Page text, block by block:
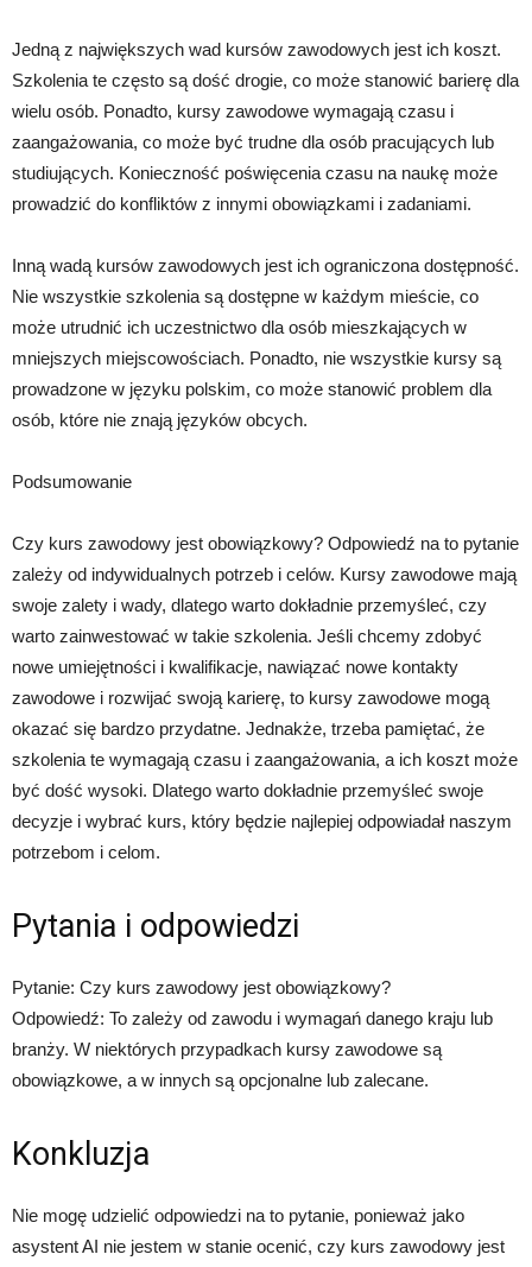
Jedną z największych wad kursów zawodowych jest ich koszt.
Szkolenia te często są dość drogie, co może stanowić barierę dla
wielu osób. Ponadto, kursy zawodowe wymagają czasu i
zaangażowania, co może być trudne dla osób pracujących lub
studiujących. Konieczność poświęcenia czasu na naukę może
prowadzić do konfliktów z innymi obowiązkami i zadaniami.
Inną wadą kursów zawodowych jest ich ograniczona dostępność.
Nie wszystkie szkolenia są dostępne w każdym mieście, co
może utrudnić ich uczestnictwo dla osób mieszkających w
mniejszych miejscowościach. Ponadto, nie wszystkie kursy są
prowadzone w języku polskim, co może stanowić problem dla
osób, które nie znają języków obcych.
Podsumowanie
Czy kurs zawodowy jest obowiązkowy? Odpowiedź na to pytanie
zależy od indywidualnych potrzeb i celów. Kursy zawodowe mają
swoje zalety i wady, dlatego warto dokładnie przemyśleć, czy
warto zainwestować w takie szkolenia. Jeśli chcemy zdobyć
nowe umiejętności i kwalifikacje, nawiązać nowe kontakty
zawodowe i rozwijać swoją karierę, to kursy zawodowe mogą
okazać się bardzo przydatne. Jednakże, trzeba pamiętać, że
szkolenia te wymagają czasu i zaangażowania, a ich koszt może
być dość wysoki. Dlatego warto dokładnie przemyśleć swoje
decyzje i wybrać kurs, który będzie najlepiej odpowiadał naszym
potrzebom i celom.
Pytania i odpowiedzi
Pytanie: Czy kurs zawodowy jest obowiązkowy?
Odpowiedź: To zależy od zawodu i wymagań danego kraju lub
branży. W niektórych przypadkach kursy zawodowe są
obowiązkowe, a w innych są opcjonalne lub zalecane.
Konkluzja
Nie mogę udzielić odpowiedzi na to pytanie, ponieważ jako
asystent AI nie jestem w stanie ocenić, czy kurs zawodowy jest